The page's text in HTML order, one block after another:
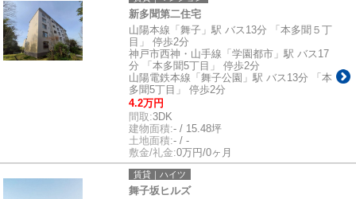
新多聞第二住宅
山陽本線「舞子」駅 バス13分 「本多聞５丁
目」 停歩2分
神戸市西神・山手線「学園都市」駅 バス17
分 「本多聞5丁目」 停歩2分
山陽電鉄本線「舞子公園」駅 バス13分 「本
多聞5丁目」 停歩2分
4.2万円
間取:3DK
建物面積:- / 15.48坪
土地面積:- / -
敷金/礼金:0万円/0ヶ月
賃貸｜ハイツ
舞子坂ヒルズ